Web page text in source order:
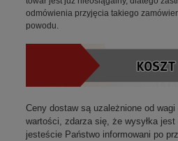
odmówienia przyjęcia takiego
powodu.
Ceny dostaw są uzależnione od
wartości, zdarza się, że wysyłka
jesteście Państwo informowani po